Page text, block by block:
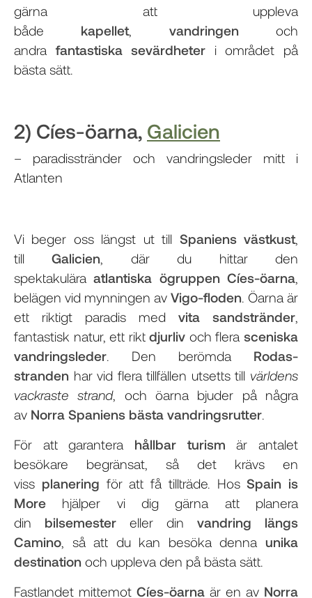
gärna att uppleva
både kapellet, vandringenoch
andra fantastiska sevärdheter i området på
bästa sätt.
2) Cíes-öarna, Galicien
– paradisstränder och vandringsleder mitt i
Atlanten
Vi beger oss längst ut till Spaniens västkust,
tillGalicien, där du hittar den
spektakuläraatlantiska ögruppen Cíes-öarna,
belägen vid mynningen av Vigo-floden. Öarna är
ett riktigt paradis med vita sandstränder,
fantastisk natur, ett riktdjurliv och flerasceniska
vandringsleder. Den berömda Rodas-
stranden har vid flera tillfällen utsetts till världens
vackraste strand, och öarna bjuder på några
av Norra Spaniens bästa vandringsrutter.
För att garantera hållbar turism är antalet
besökare begränsat, så det krävs en
viss planering för att få tillträde. HosSpain is
More hjälper vi dig gärna att planera
din bilsemester eller din vandring längs
Camino, så att du kan besöka denna unika
destination och uppleva den på bästa sätt.
Fastlandet mittemot Cíes-öarna är en av Norra